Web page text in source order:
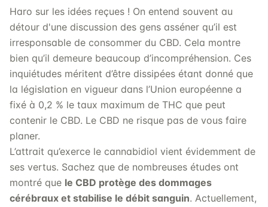
Haro sur les idées reçues ! On entend souvent au
détour d'une discussion des gens asséner qu’il est
irresponsable de consommer du CBD. Cela montre
bien qu’il demeure beaucoup d’incompréhension. Ces
inquiétudes méritent d’être dissipées étant donné que
la législation en vigueur dans l’Union européenne a
fixé à 0,2 % le taux maximum de THC que peut
contenir le CBD. Le CBD ne risque pas de vous faire
planer.
L’attrait qu’exerce le cannabidiol vient évidemment de
ses vertus. Sachez que de nombreuses études ont
montré que le CBD protège des dommages
cérébraux et stabilise le débit sanguin. Actuellement,